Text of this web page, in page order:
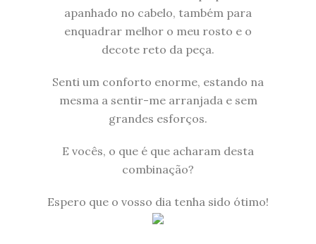
apanhado no cabelo, também para
enquadrar melhor o meu rosto e o
decote reto da peça.
Senti um conforto enorme, estando na
mesma a sentir-me arranjada e sem
grandes esforços.
E vocês, o que é que acharam desta
combinação?
Espero que o vosso dia tenha sido ótimo!